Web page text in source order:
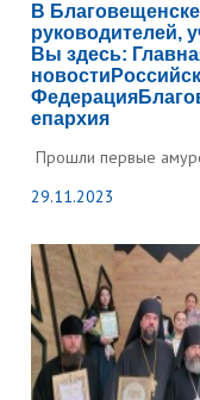
В
руководителей,
Вы здесь:
епархия
Прошли первые
29.11.2023